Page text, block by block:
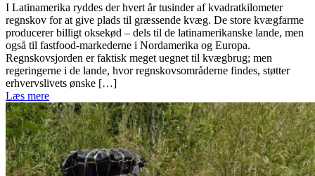
I Latinamerika ryddes der hvert år tusinder af kvadratkilometer
regnskov for at give plads til græssende kvæg. De store kvægfarme
producerer billigt oksekød – dels til de latinamerikanske lande, men
også til fastfood-markederne i Nordamerika og Europa.
Regnskovsjorden er faktisk meget uegnet til kvægbrug; men
regeringerne i de lande, hvor regnskovsområderne findes, støtter
erhvervslivets ønske […]
Læs mere